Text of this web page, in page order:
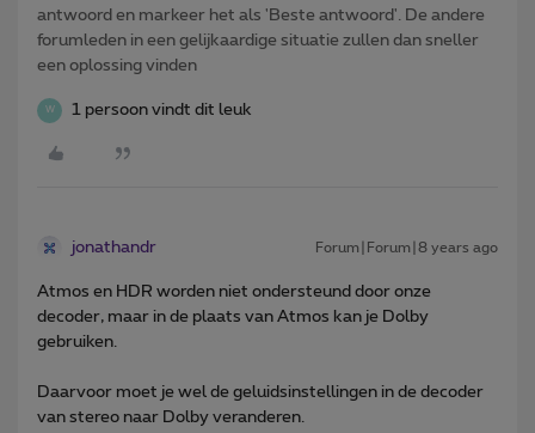
antwoord en markeer het als 'Beste antwoord'. De andere
forumleden in een gelijkaardige situatie zullen dan sneller
een oplossing vinden
W 1 persoon vindt dit leuk
jonathandr Forum|Forum|8 years ago
Atmos en HDR worden niet ondersteund door onze
decoder, maar in de plaats van Atmos kan je Dolby
gebruiken.
Daarvoor moet je wel de geluidsinstellingen in de decoder
van stereo naar Dolby veranderen.